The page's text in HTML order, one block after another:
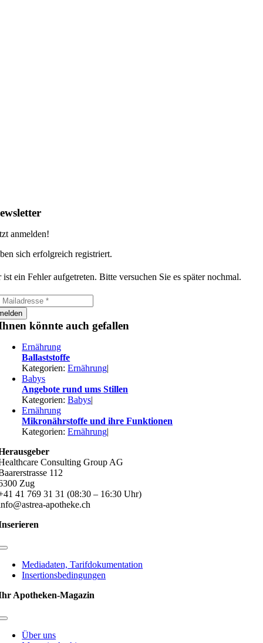
anmelden!
sich erfolgreich registriert.
ist ein Fehler aufgetreten. Bitte versuchen Sie es später nochmal.
könnte auch gefallen
Ernährung
Ballaststoffe
Kategorien:Ernährung|
Babys
Angebote rund ums Stillen
Kategorien:Babys|
Ernährung
Mikronährstoffe und ihre Funktionen
Kategorien:Ernährung|
Consulting Group AG
112
Zug
41 769 31 31 (08:30 – 16:30 Uhr)
apotheke.ch
Toggle
NavigationMediadaten, Tarifdokumentation
Insertionsbedingungen
Apotheken-Magazin
Toggle
NavigationÜber uns